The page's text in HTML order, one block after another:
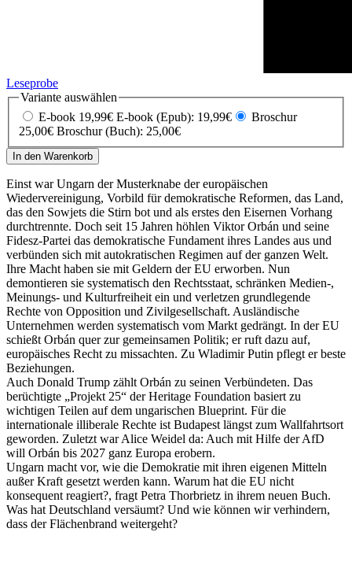
Leseprobe
Variante auswählen
E-book 19,99€ E-book (Epub): 19,99€
Broschur
25,00€ Broschur (Buch): 25,00€
In den Warenkorb
Einst war Ungarn der Musterknabe der europäischen
Wiedervereinigung, Vorbild für demokratische Reformen, das Land,
das den Sowjets die Stirn bot und als erstes den Eisernen Vorhang
durchtrennte. Doch seit 15 Jahren höhlen Viktor Orbán und seine
Fidesz-Partei das demokratische Fundament ihres Landes aus und
verbünden sich mit autokratischen Regimen auf der ganzen Welt.
Ihre Macht haben sie mit Geldern der EU erworben. Nun
demontieren sie systematisch den Rechtsstaat, schränken Medien-,
Meinungs- und Kulturfreiheit ein und verletzen grundlegende
Rechte von Opposition und Zivilgesellschaft. Ausländische
Unternehmen werden systematisch vom Markt gedrängt. In der EU
schießt Orbán quer zur gemeinsamen Politik; er ruft dazu auf,
europäisches Recht zu missachten. Zu Wladimir Putin pflegt er beste
Beziehungen.
Auch Donald Trump zählt Orbán zu seinen Verbündeten. Das
berüchtigte „Projekt 25“ der Heritage Foundation basiert zu
wichtigen Teilen auf dem ungarischen Blueprint. Für die
internationale illiberale Rechte ist Budapest längst zum Wallfahrtsort
geworden. Zuletzt war Alice Weidel da: Auch mit Hilfe der AfD
will Orbán bis 2027 ganz Europa erobern.
Ungarn macht vor, wie die Demokratie mit ihren eigenen Mitteln
außer Kraft gesetzt werden kann. Warum hat die EU nicht
konsequent reagiert?, fragt Petra Thorbrietz in ihrem neuen Buch.
Was hat Deutschland versäumt? Und wie können wir verhindern,
dass der Flächenbrand weitergeht?